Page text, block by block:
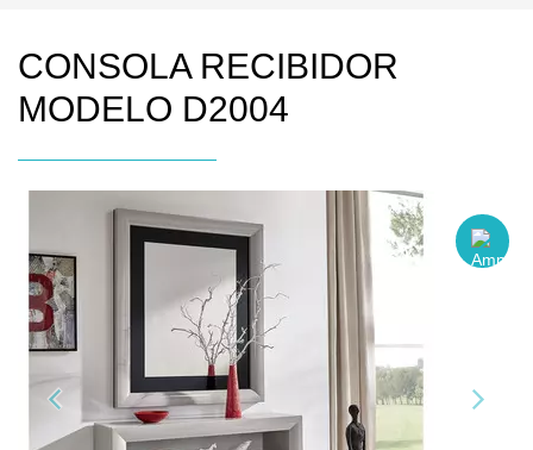
CONSOLA RECIBIDOR
MODELO D2004